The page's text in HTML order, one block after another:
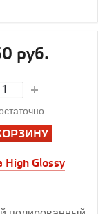
High Glossy
руб.